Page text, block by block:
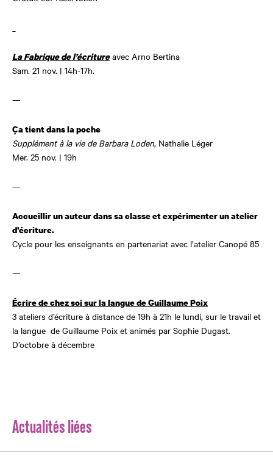
La Fabrique de l’écriture avec Arno Bertina
Sam. 21 nov. | 14h-17h.
—
Ça tient dans la poche
Supplément à la vie de Barbara Loden, Nathalie Léger
Mer. 25 nov. | 19h
—
Accueillir un auteur dans sa classe et expérimenter un atelier
d’écriture.
Cycle pour les enseignants en partenariat avec l’atelier Canopé 85
—
Écrire de chez soi sur la langue de Guillaume Poix
3 ateliers d’écriture à distance de 19h à 21h le lundi, sur le travail et
la langue de Guillaume Poix et animés par Sophie Dugast.
D’octobre à décembre
Actualités liées